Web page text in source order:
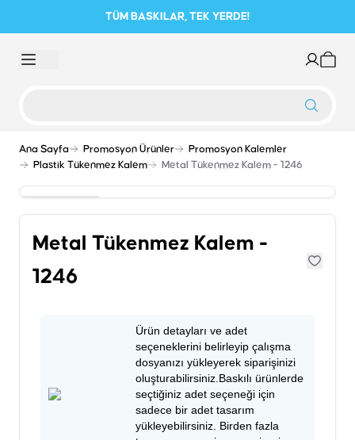
TÜM BASKILAR, TEK YERDE!
Ana Sayfa Promosyon Ürünler
Promosyon Kalemler
Plastik Tükenmez Kalem
Metal Tükenmez Kalem - 1246
Metal Tükenmez Kalem -
1246
Ürün detayları ve adet
seçeneklerini belirleyip çalışma
dosyanızı yükleyerek siparişinizi
oluşturabilirsiniz.Baskılı ürünlerde
seçtiğiniz adet seçeneği için
sadece bir adet tasarım
yükleyebilirsiniz. Birden fazla